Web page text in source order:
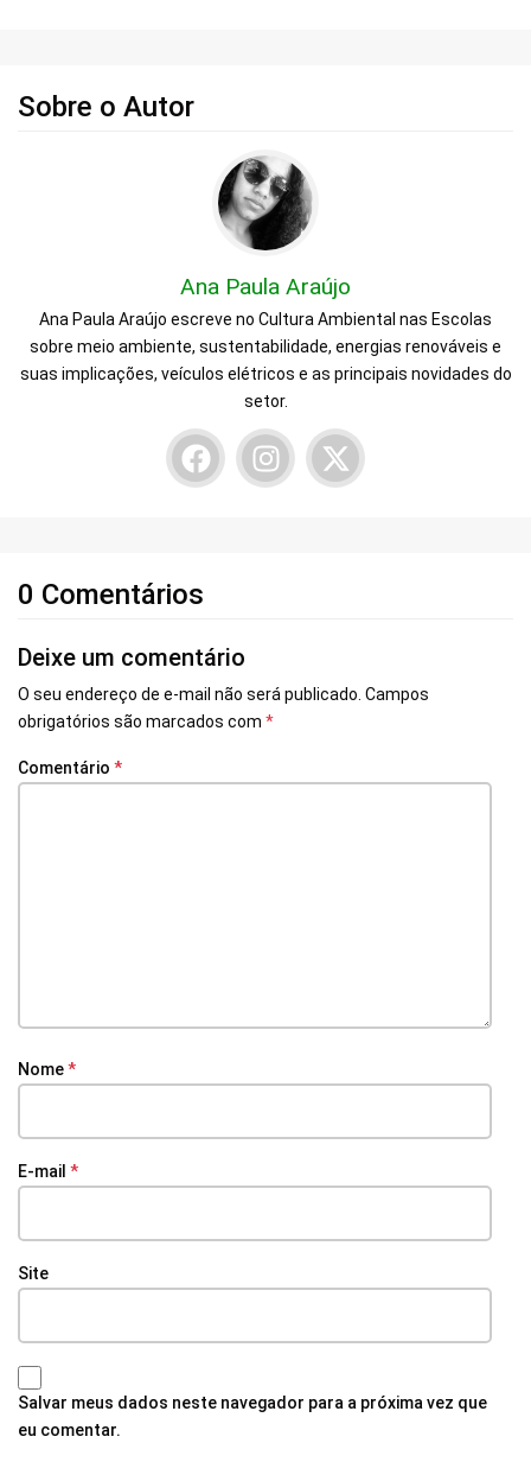
Sobre o Autor
Ana Paula Araújo
Ana Paula Araújo escreve no Cultura Ambiental nas Escolas
sobre meio ambiente, sustentabilidade, energias renováveis e
suas implicações, veículos elétricos e as principais novidades do
setor.
0 Comentários
Deixe um comentário
O seu endereço de e-mail não será publicado. Campos
obrigatórios são marcados com *
Comentário *
Nome*
E-mail *
Site
Salvar meus dados neste navegador para a próxima vez que
eu comentar.